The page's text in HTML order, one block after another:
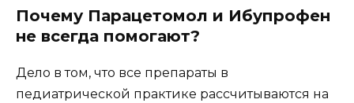
Почему Парацетомол и Ибупрофен
не всегда помогают?
Дело в том, что все препараты в
педиатрической практике рассчитываются на